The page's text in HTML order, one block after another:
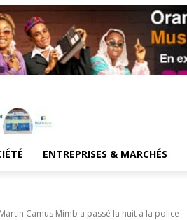
ENTREPRISES & MARCHÉS
Camus Mimb a passé la nuit à la police